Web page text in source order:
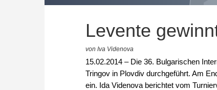
Levente
von Iva Videnova
15.02.2014 – Die 36. Bulgarischen
Tringov in Plovdiv durchgeführt. Am
ein. Ida Videnova berichtet vom